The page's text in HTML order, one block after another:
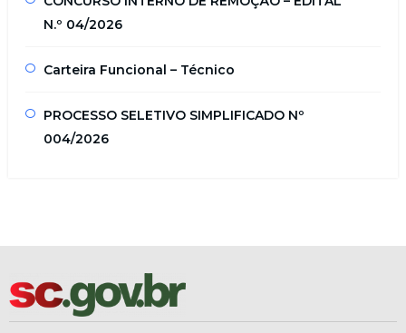
N.º 04/2026
Carteira Funcional – Técnico
PROCESSO SELETIVO SIMPLIFICADO Nº
004/2026